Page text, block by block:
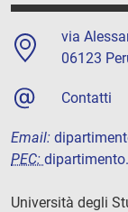
via
06123
Contatti
Email:
PEC:
Università degli